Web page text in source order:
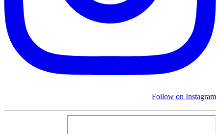
Follow on Instagram